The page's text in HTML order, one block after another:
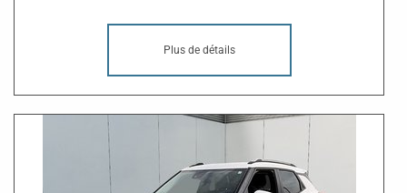
Plus de détails